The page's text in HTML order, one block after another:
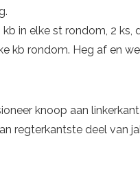
kb in elke st rondom, 2 ks,
kb rondom. Heg af en
knoop aan
regterkantste deel van